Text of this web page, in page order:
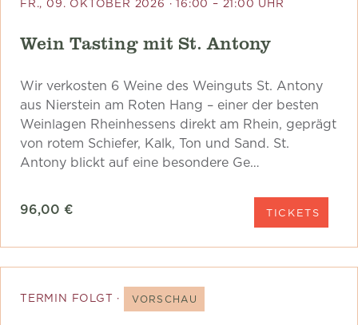
FR., 09. OKTOBER 2026 · 16:00 – 21:00 UHR
Wein Tasting mit St. Antony
Wir verkosten 6 Weine des Weinguts St. Antony
aus Nierstein am Roten Hang – einer der besten
Weinlagen Rheinhessens direkt am Rhein, geprägt
von rotem Schiefer, Kalk, Ton und Sand. St.
Antony blickt auf eine besondere Ge…
96,00 € TICKETS
TERMIN FOLGT · VORSCHAU